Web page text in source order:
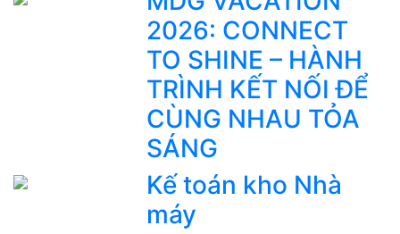
2026: CONNECT
TO SHINE – HÀNH
TRÌNH KẾT NỐI ĐỂ
CÙNG NHAU TỎA
SÁNG
Kế toán kho Nhà
máy